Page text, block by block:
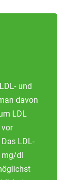
und
davon
LDL
LDL-
mg/dl